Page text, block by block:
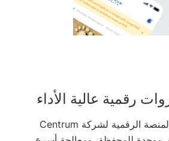
رقمية عالية الأداء
قمت بتصميم وتطوير المنصة الرقمية لشركة Centrum